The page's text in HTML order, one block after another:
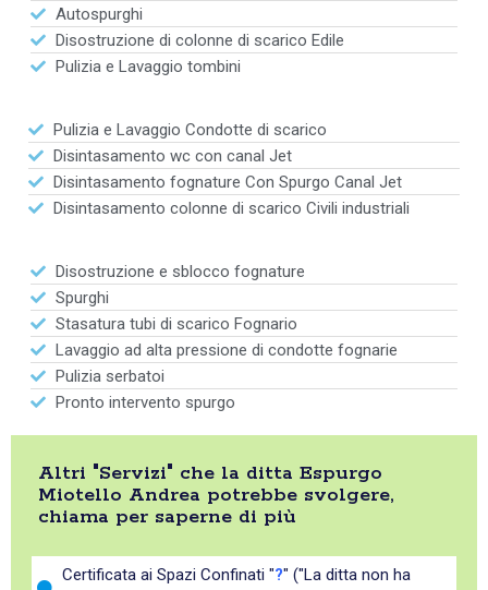
Autospurghi
Disostruzione di colonne di scarico Edile
Pulizia e Lavaggio tombini
Pulizia e Lavaggio Condotte di scarico
Disintasamento wc con canal Jet
Disintasamento fognature Con Spurgo Canal Jet
Disintasamento colonne di scarico Civili industriali
Disostruzione e sblocco fognature
Spurghi
Stasatura tubi di scarico Fognario
Lavaggio ad alta pressione di condotte fognarie
Pulizia serbatoi
Pronto intervento spurgo
Altri "Servizi" che la ditta Espurgo
Miotello Andrea potrebbe svolgere,
chiama per saperne di più
Certificata ai Spazi Confinati "?" ("La ditta non ha